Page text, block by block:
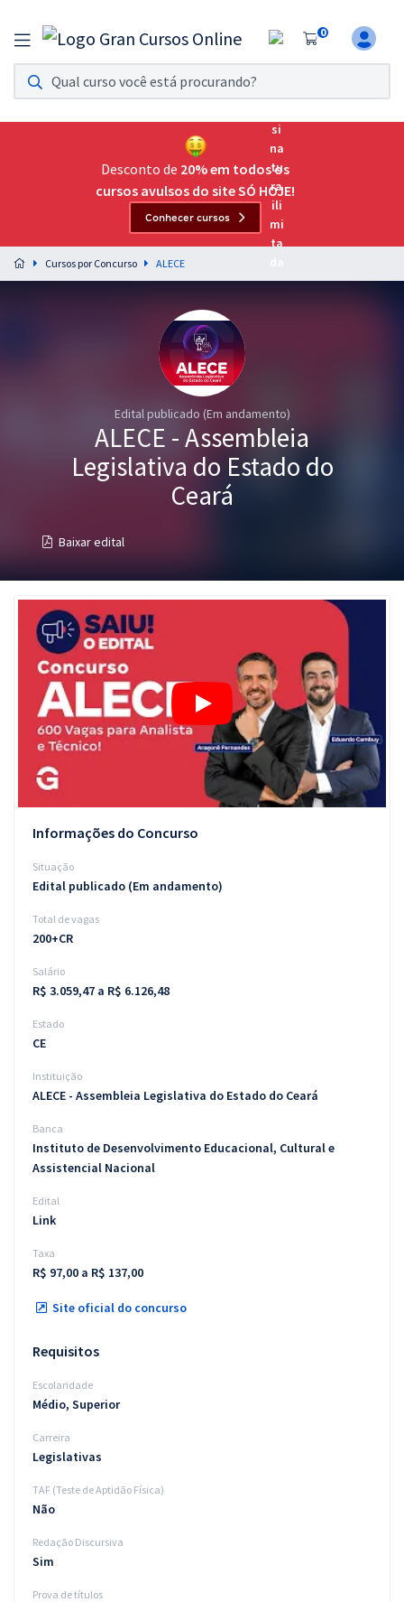
0
Assinatura Ilimitada 11
Acesso a todos os cursos. Teste grátis por 7 dias!
Assinatura OAB Até Passar
Acesso ilimitado a toda preparação para o Exame da
Preparação completa e intensiva para as principais
residências em saúde do Brasil
Graduação
Mentorias
Conteúdo gratuito
Blog
Aprovados
Atendimento
Desconto de 20% em todos os
cursos avulsos do site SÓ HOJE!
Conhecer cursos
Cursos por Concurso ALECE
Edital publicado (Em andamento)
ALECE - Assembleia
Legislativa do Estado do
Ceará
Baixar edital
Informações do Concurso
Situação
Edital publicado (Em andamento)
Total de vagas
200+CR
Salário
R$ 3.059,47 a R$ 6.126,48
Estado
CE
Instituição
ALECE - Assembleia Legislativa do Estado do Ceará
Banca
Instituto de Desenvolvimento Educacional, Cultural e
Assistencial Nacional
Edital
Link
Taxa
R$ 97,00 a R$ 137,00
Site oficial do concurso
Requisitos
Escolaridade
Médio, Superior
Carreira
Legislativas
TAF (Teste de Aptidão Física)
Não
Redação Discursiva
Sim
Prova de títulos